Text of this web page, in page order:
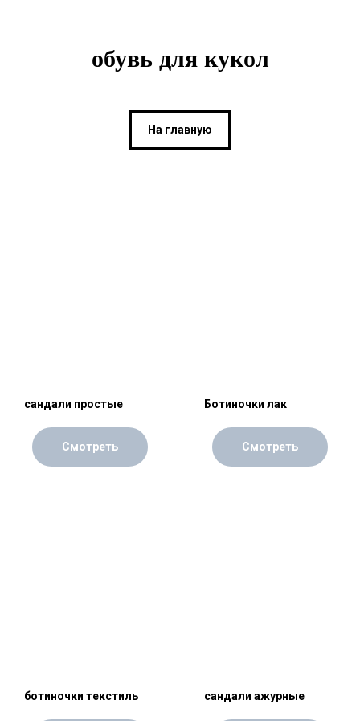
обувь для кукол
На главную
сандали простые
Смотреть
Ботиночки лак
Смотреть
ботиночки текстиль сандали ажурные